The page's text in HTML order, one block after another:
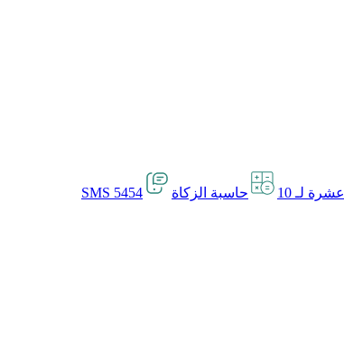
عشرة لـ 10 حاسبة الزكاة SMS 5454